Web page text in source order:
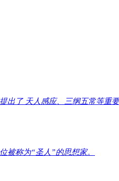
出了 天人感应、三纲五常等重
被称为“圣人”的思想家。